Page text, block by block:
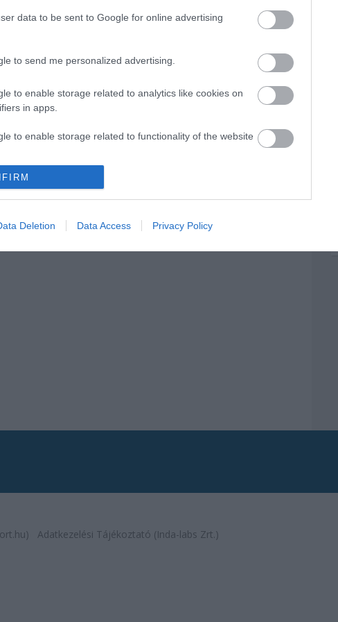
data to be sent to Google for online advertising
to send me personalized advertising.
to enable storage related to analytics like cookies on
in apps.
to enable storage related to functionality of the website
to enable storage related to personalization.
and fraud prevention, and other user protection.
Deletion Data Access Privacy Policy
üzemeltetője semmilyen
és az
Adatkezelési Tájékoztató (Inda-labs Zrt.)